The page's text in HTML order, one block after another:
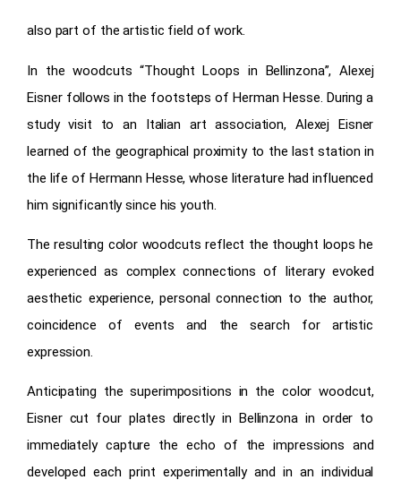
also part of the artistic field of work.
In the woodcuts “Thought Loops in Bellinzona”, Alexej
Eisner follows in the footsteps of Herman Hesse. During a
study visit to an Italian art association, Alexej Eisner
learned of the geographical proximity to the last station in
the life of Hermann Hesse, whose literature had influenced
him significantly since his youth.
The resulting color woodcuts reflect the thought loops he
experienced as complex connections of literary evoked
aesthetic experience, personal connection to the author,
coincidence of events and the search for artistic
expression.
Anticipating the superimpositions in the color woodcut,
Eisner cut four plates directly in Bellinzona in order to
immediately capture the echo of the impressions and
developed each print experimentally and in an individual